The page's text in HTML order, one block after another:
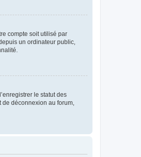
compte soit utilisé par
un ordinateur public,
le statut des
de déconnexion au forum,